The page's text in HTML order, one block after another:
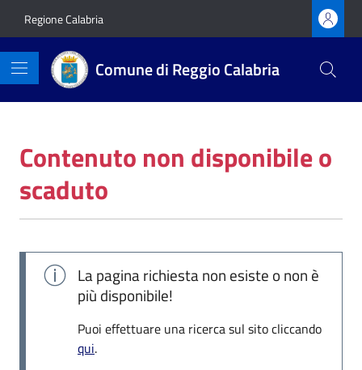
Regione Calabria
Comune di Reggio Calabria
Contenuto non disponibile o
scaduto
La pagina richiesta non esiste o non è
più disponibile!
Puoi effettuare una ricerca sul sito cliccando
qui.